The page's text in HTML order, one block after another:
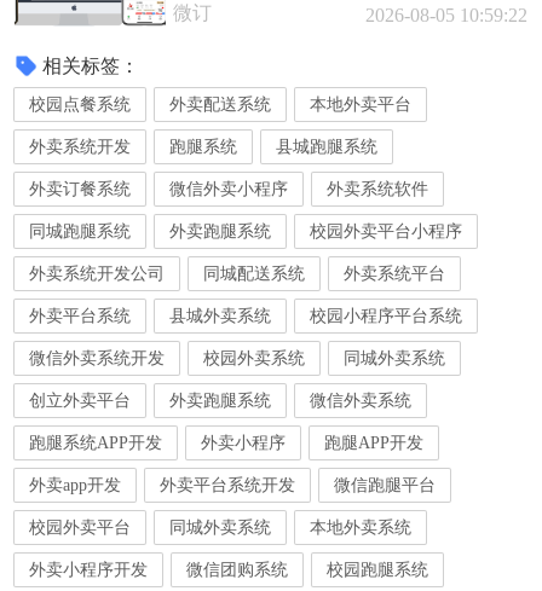
微订 2026-08-05 10:59:22
相关标签：
校园点餐系统 外卖配送系统 本地外卖平台
外卖系统开发 跑腿系统 县城跑腿系统
外卖订餐系统 微信外卖小程序 外卖系统软件
同城跑腿系统 外卖跑腿系统 校园外卖平台小程序
外卖系统开发公司 同城配送系统 外卖系统平台
外卖平台系统 县城外卖系统 校园小程序平台系统
微信外卖系统开发 校园外卖系统 同城外卖系统
创立外卖平台 外卖跑腿系统 微信外卖系统
跑腿系统APP开发 外卖小程序 跑腿APP开发
外卖app开发 外卖平台系统开发 微信跑腿平台
校园外卖平台 同城外卖系统 本地外卖系统
外卖小程序开发 微信团购系统 校园跑腿系统